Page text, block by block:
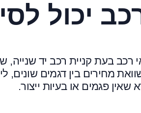
יכול
בעת קניית רכב יד שנייה,
מחירים בין דגמים שונים,
פגמים או בעיות ייצור.